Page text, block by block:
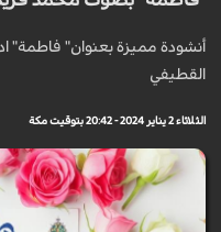
أنشودة مميزة بعنوان" فاطمة"
القطيفي
الثلاثاء 2 يناير 2024 - 20:42 بتوقيت مكة